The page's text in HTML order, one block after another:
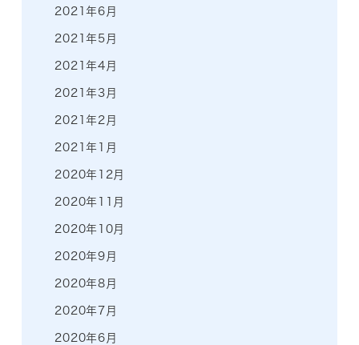
2021年6月
2021年5月
2021年4月
2021年3月
2021年2月
2021年1月
2020年12月
2020年11月
2020年10月
2020年9月
2020年8月
2020年7月
2020年6月